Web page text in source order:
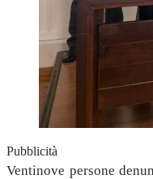
Pubblicità
Ventinove persone